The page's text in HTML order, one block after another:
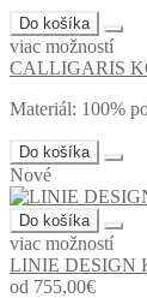
Do košíka
viac možností
CALLIGARIS
Materiál: 100%
Do košíka
Nové
Do košíka
viac možností
LINIE DESIGN
od 755,00€